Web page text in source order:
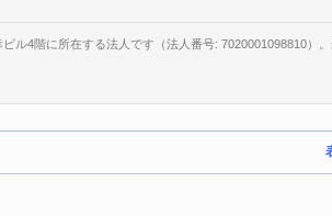
ル4階に所在する法人です（法人番号: 7020001098810）